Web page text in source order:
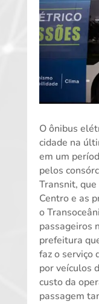
O ônibus
cidade na
em um
pelos
Transnit,
Centro e as
o
passageiros
prefeitura
faz o serviço
por veículos
custo da
passagem